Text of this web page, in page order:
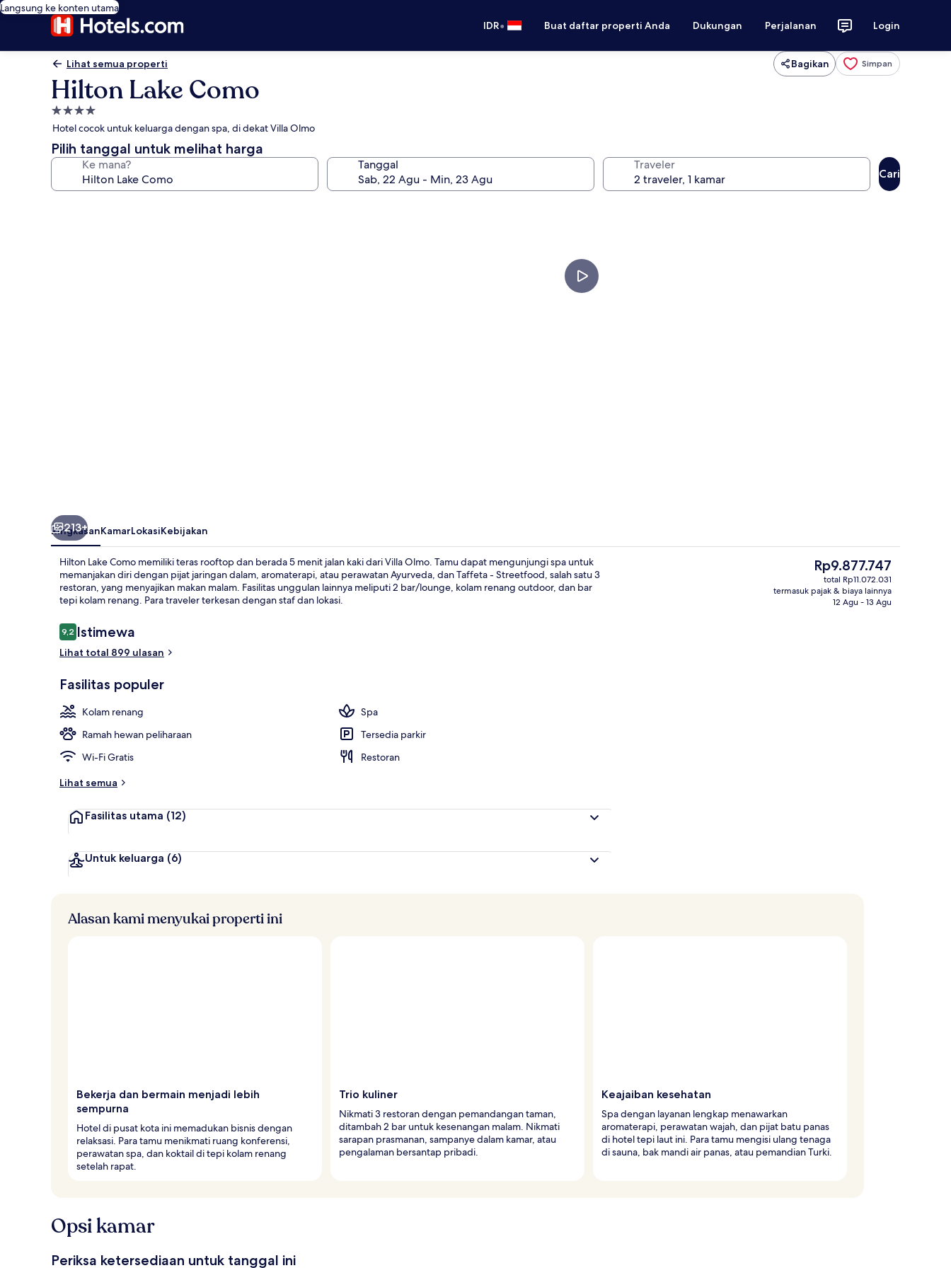
Langsung ke konten utama
IDR• Buat daftar properti Anda Dukungan Perjalanan Login
Lihat semua properti Bagikan Simpan
Hilton Lake Como
Properti
bintang
4.0
Hotel cocok untuk keluarga dengan spa, di dekat Villa Olmo
Pilih tanggal untuk melihat harga
Ke mana? Tanggal Traveler
Cari
Desain gedung
213+
RingkasanKamarLokasiKebijakan
Hilton Lake Como memiliki teras rooftop dan berada 5 menit jalan kaki dari Villa Olmo. Tamu dapat mengunjungi spa untuk
memanjakan diri dengan pijat jaringan dalam, aromaterapi, atau perawatan Ayurveda, dan Taffeta - Streetfood, salah satu 3
restoran, yang menyajikan makan malam. Fasilitas unggulan lainnya meliputi 2 bar/lounge, kolam renang outdoor, dan bar
tepi kolam renang. Para traveler terkesan dengan staf dan lokasi.
Ulasan
9,29,2 dari 10
Istimewa
Lihat total 899 ulasan
Fasilitas populer
Kolam renang
Spa
Ramah hewan peliharaan
Tersedia parkir
Wi-Fi Gratis
Restoran
Lihat semua
Fasilitas utama (12)
Untuk keluarga (6)
Harga
saat
ini
Rp9.877.747
Rp9.877.747
total Rp11.072.031
termasuk pajak & biaya lainnya
12 Agu - 13 Agu
Alasan kami menyukai properti ini
Bekerja dan bermain menjadi lebih
sempurna
Hotel di pusat kota ini memadukan bisnis dengan
relaksasi. Para tamu menikmati ruang konferensi,
perawatan spa, dan koktail di tepi kolam renang
setelah rapat.
Trio kuliner
Nikmati 3 restoran dengan pemandangan taman,
ditambah 2 bar untuk kesenangan malam. Nikmati
sarapan prasmanan, sampanye dalam kamar, atau
pengalaman bersantap pribadi.
Keajaiban kesehatan
Spa dengan layanan lengkap menawarkan
aromaterapi, perawatan wajah, dan pijat batu panas
di hotel tepi laut ini. Para tamu mengisi ulang tenaga
di sauna, bak mandi air panas, atau pemandian Turki.
Opsi kamar
Periksa ketersediaan untuk tanggal ini